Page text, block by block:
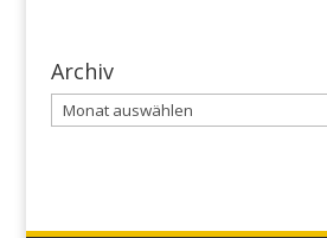
Archiv
Archiv